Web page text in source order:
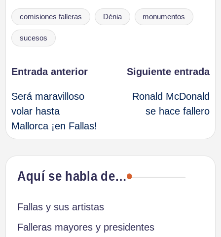
Etiquetas:
comisiones falleras Dénia monumentos
sucesos
Navegación
de
entradas
Entrada anterior
Será maravilloso
volar hasta
Mallorca ¡en Fallas!
Siguiente entrada
Ronald McDonald
se hace fallero
Aquí se habla de…
Fallas y sus artistas
Falleras mayores y presidentes